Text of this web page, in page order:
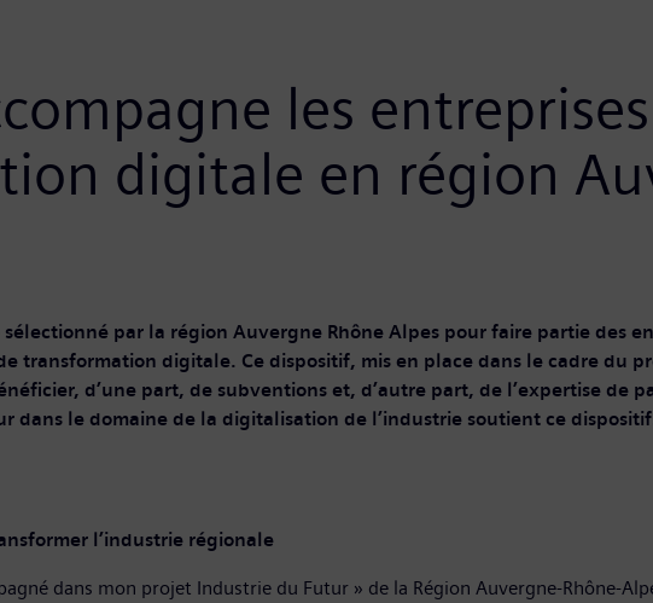
les
digitale en région
par la région Auvergne Rhône Alpes pour faire partie des
transformation digitale. Ce dispositif, mis en place dans le cadre du
d’une part, de subventions et, d’autre part, de l’expertise de
dans le domaine de la digitalisation de l’industrie soutient ce
l’industrie régionale
dans mon projet Industrie du Futur » de la Région Auvergne-Rhône-